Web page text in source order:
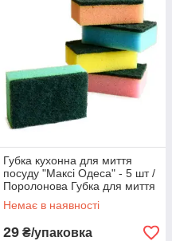
Губка кухонна для миття
посуду "Максі Одеса" - 5 шт /
Поролонова Губка для миття
посуду
Немає в наявності
29 ₴/упаковка